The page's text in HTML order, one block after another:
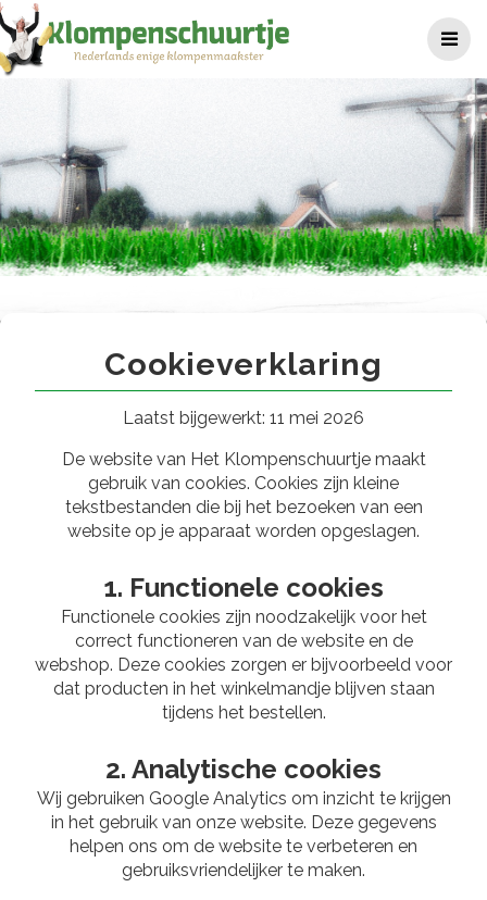
naar
de
Cookieverklaring
Cookieverklaring
Laatst bijgewerkt: 11 mei 2026
De website van Het Klompenschuurtje maakt
gebruik van cookies. Cookies zijn kleine
tekstbestanden die bij het bezoeken van een
website op je apparaat worden opgeslagen.
1. Functionele cookies
Functionele cookies zijn noodzakelijk voor het
correct functioneren van de website en de
webshop. Deze cookies zorgen er bijvoorbeeld voor
dat producten in het winkelmandje blijven staan
tijdens het bestellen.
2. Analytische cookies
Wij gebruiken Google Analytics om inzicht te krijgen
in het gebruik van onze website. Deze gegevens
helpen ons om de website te verbeteren en
gebruiksvriendelijker te maken.